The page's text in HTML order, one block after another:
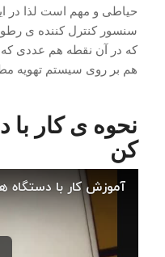
حیاطی و مهم است لذا در
سنسور کنترل کننده ی
که در آن نقطه هم عددی
هم بر روی سیستم تهویه
نحوه ی کار
کن